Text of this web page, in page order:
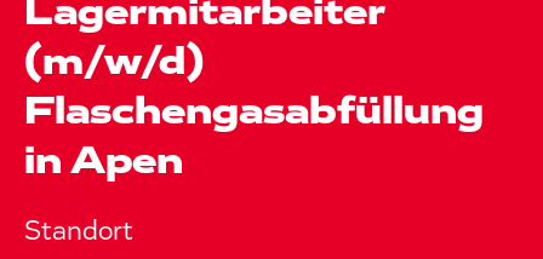
Lagermitarbeiter
(m/w/d)
Flaschengasabfüllung
in Apen
Standort